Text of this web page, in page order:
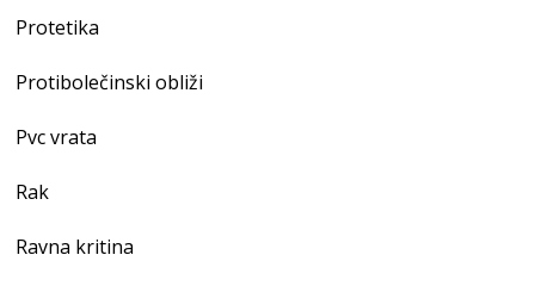
Protetika
Protibolečinski obliži
Pvc vrata
Rak
Ravna kritina